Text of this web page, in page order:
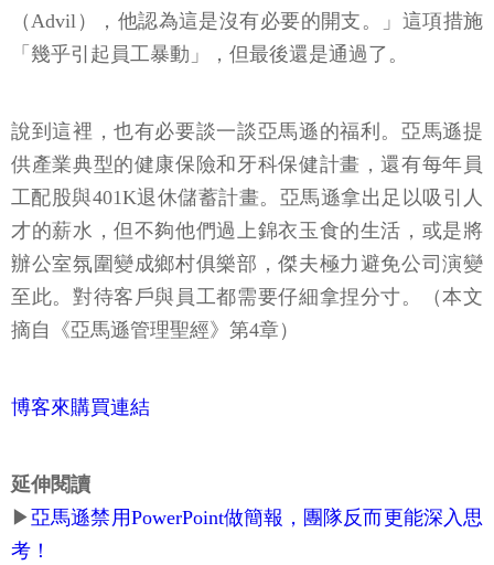
（Advil），他認為這是沒有必要的開支。」這項措施
「幾乎引起員工暴動」，但最後還是通過了。
說到這裡，也有必要談一談亞馬遜的福利。亞馬遜提
供產業典型的健康保險和牙科保健計畫，還有每年員
工配股與401K退休儲蓄計畫。亞馬遜拿出足以吸引人
才的薪水，但不夠他們過上錦衣玉食的生活，或是將
辦公室氛圍變成鄉村俱樂部，傑夫極力避免公司演變
至此。對待客戶與員工都需要仔細拿捏分寸。（本文
摘自《亞馬遜管理聖經》第4章）
博客來購買連結
延伸閱讀
▶ 亞馬遜禁用PowerPoint做簡報，團隊反而更能深入思
考！